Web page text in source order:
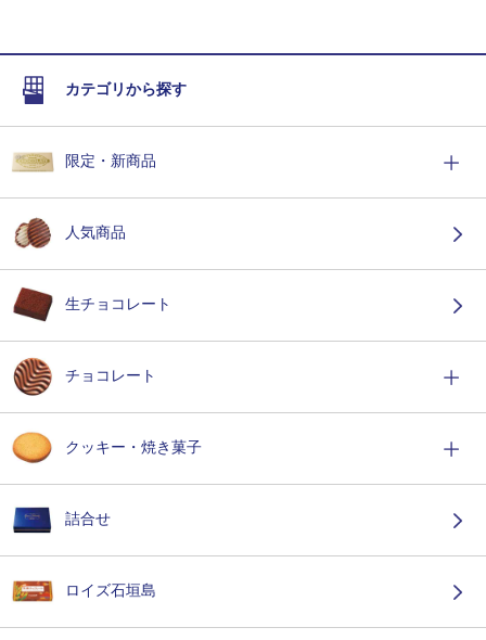
カテゴリから探す
限定・新商品
人気商品
生チョコレート
チョコレート
クッキー・焼き菓子
詰合せ
ロイズ石垣島